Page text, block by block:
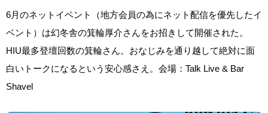
6月のネットイベント（地方会員の為にネット配信を優先したイ
ベント）は幻冬舎の箕輪厚介さんをお招きして開催された。
HIU最多登壇回数の箕輪さん。おなじみを通り越して絶対に面
白いトークになるという安心感さえ。会場：Talk Live & Bar
Shavel